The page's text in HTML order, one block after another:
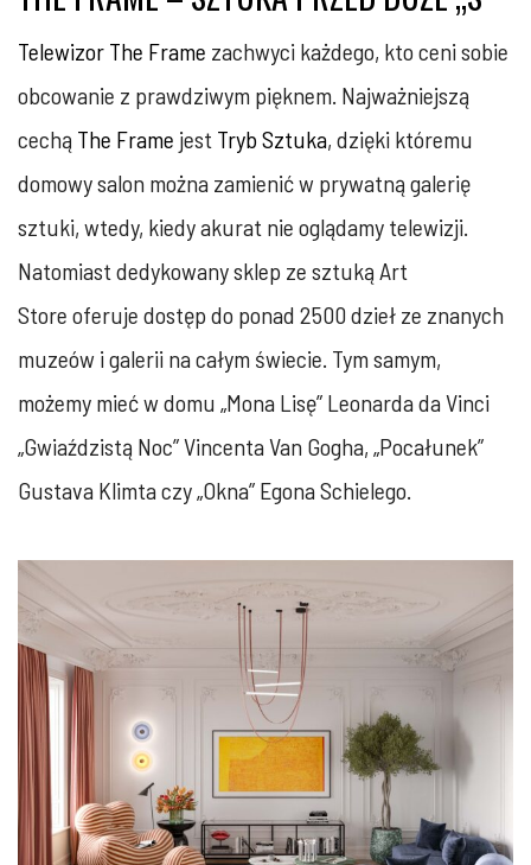
Telewizor The Frame zachwyci każdego, kto ceni sobie
obcowanie z prawdziwym pięknem. Najważniejszą
cechą The Frame jest Tryb Sztuka, dzięki któremu
domowy salon można zamienić w prywatną galerię
sztuki, wtedy, kiedy akurat nie oglądamy telewizji.
Natomiast dedykowany sklep ze sztuką Art
Store oferuje dostęp do ponad 2500 dzieł ze znanych
muzeów i galerii na całym świecie. Tym samym,
możemy mieć w domu „Mona Lisę” Leonarda da Vinci
„Gwiaździstą Noc” Vincenta Van Gogha, „Pocałunek”
Gustava Klimta czy „Okna” Egona Schielego.